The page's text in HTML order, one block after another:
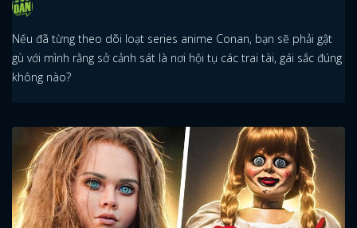
Nếu đã từng theo dõi loạt series anime Conan, bạn sẽ phải gật
gù với mình rằng sở cảnh sát là nơi hội tụ các trai tài, gái sắc đúng
không nào?